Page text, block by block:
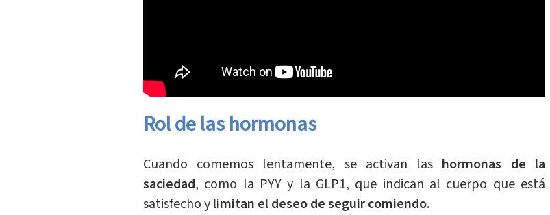
Rol de las hormonas
Cuando comemos lentamente, se activan las hormonas de la
saciedad, como la PYY y la GLP1, que indican al cuerpo que está
satisfecho ylimitan el deseo de seguir comiendo.